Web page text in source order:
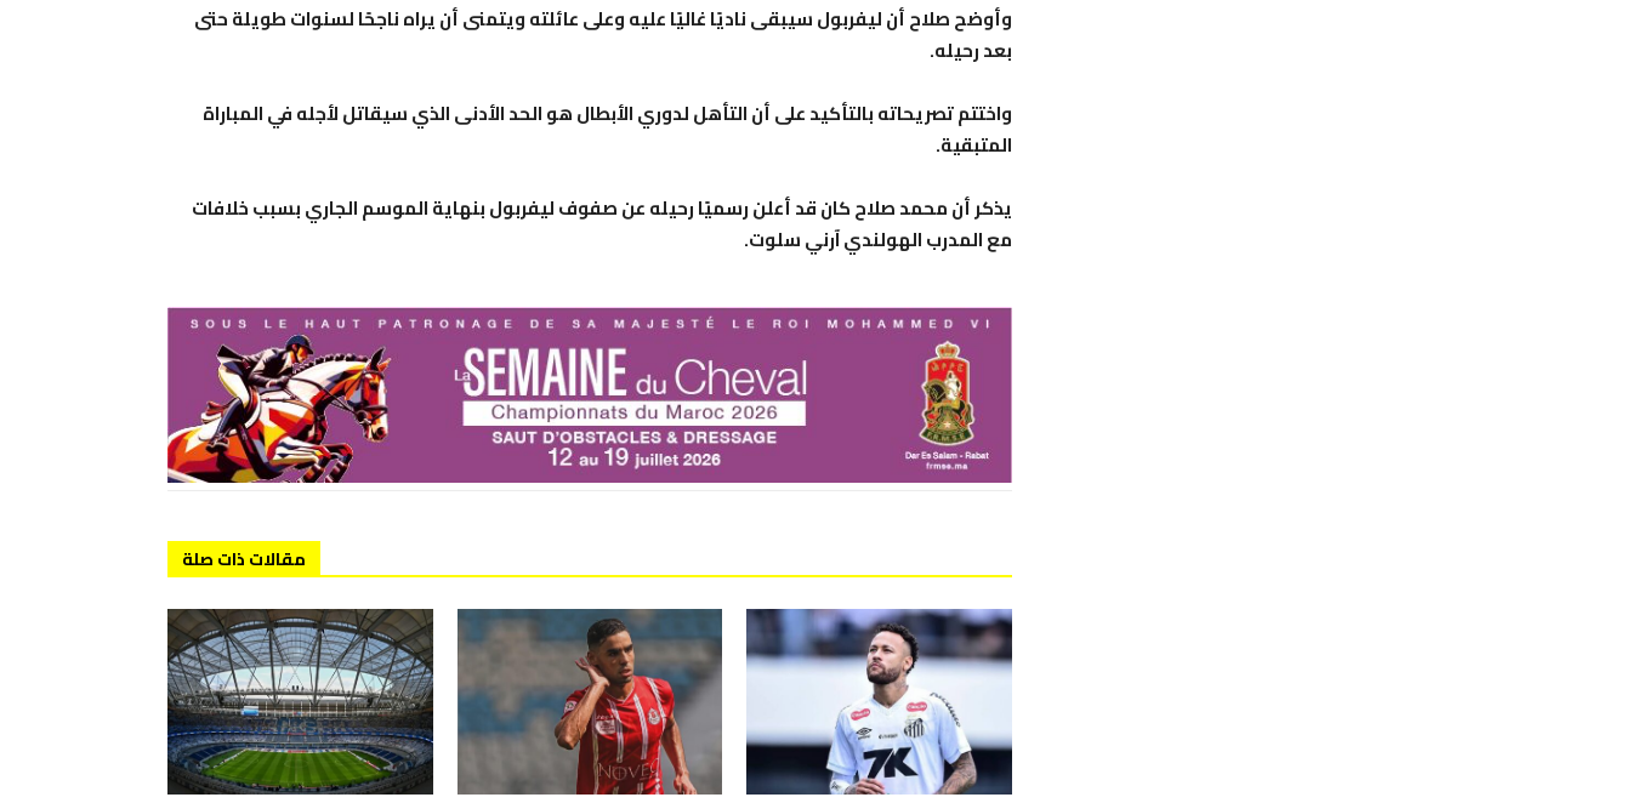
وأوضح صلاح أن ليفربول سيبقى ناديًا غاليًا عليه وعلى عائلته ويتمنى أن يراه ناجحًا لسنوات طويلة حتى
بعد رحيله.
واختتم تصريحاته بالتأكيد على أن التأهل لدوري الأبطال هو الحد الأدنى الذي سيقاتل لأجله في المباراة
المتبقية.
يذكر أن محمد صلاح كان قد أعلن رسميًا رحيله عن صفوف ليفربول بنهاية الموسم الجاري بسبب خلافات
مع المدرب الهولندي آرني سلوت.
مقالات ذات صلة